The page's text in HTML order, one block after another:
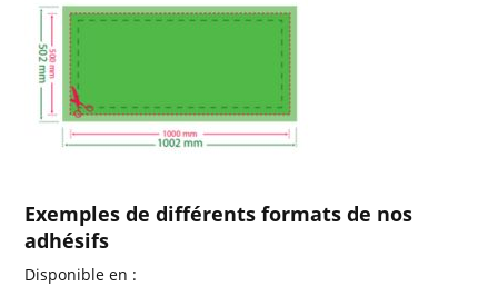
Exemples de différents formats de nos
adhésifs
Disponible en :